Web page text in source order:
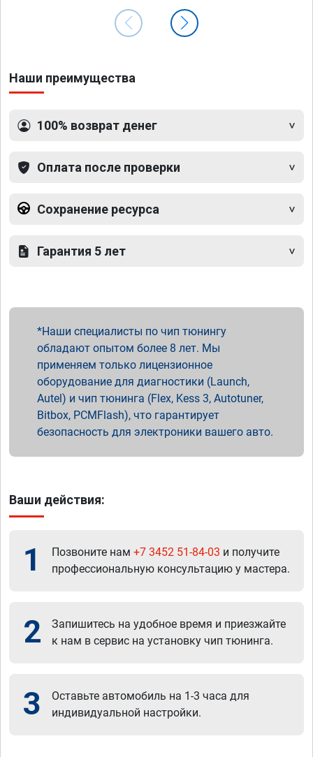
Наши преимущества
100% возврат денег
Оплата после проверки
Сохранение ресурса
Гарантия 5 лет
Наши специалисты по чип тюнингу
обладают опытом более 8 лет. Мы
применяем только лицензионное
оборудование для диагностики (Launch,
Autel) и чип тюнинга (Flex, Kess 3, Autotuner,
Bitbox, PCMFlash), что гарантирует
безопасность для электроники вашего авто.
Ваши действия:
1 Позвоните нам +7 3452 51-84-03 и получите
профессиональную консультацию у мастера.
2
Запишитесь на удобное время и приезжайте
к нам в сервис на установку чип тюнинга.
3
Оставьте автомобиль на 1-3 часа для
индивидуальной настройки.